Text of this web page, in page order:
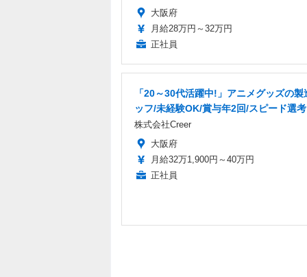
大阪府
月給28万円～32万円
正社員
「20～30代活躍中!」アニメグッズの製
ッフ/未経験OK/賞与年2回/スピード選考
株式会社Creer
大阪府
月給32万1,900円～40万円
正社員